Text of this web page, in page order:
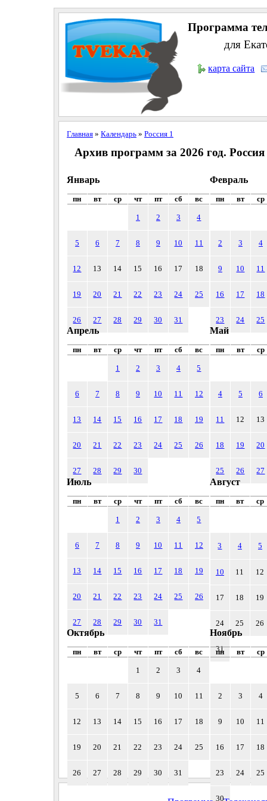
Программа
для
карта сайта
Главная» Календарь» Россия 1
Архив программ за 2026 год. Россия
Январь
пн вт ср чт пт сб вс
1 2 3 4
5 6 7 8 9 10 11
12 13 14 15 16 17 18
19 20 21 22 23 24 25
26 27 28 29 30 31
Февраль
пн вт ср
2 3 4
9 10 11
16 17 18
23 24 25
Апрель
пн вт ср чт пт сб вс
1 2 3 4 5
6 7 8 9 10 11 12
13 14 15 16 17 18 19
20 21 22 23 24 25 26
27 28 29 30
Май
пн вт ср
4 5 6
11 12 13
18 19 20
25 26 27
Июль
пн вт ср чт пт сб вс
1 2 3 4 5
6 7 8 9 10 11 12
13 14 15 16 17 18 19
20 21 22 23 24 25 26
27 28 29 30 31
Август
пн вт ср
3 4 5
10 11 12
17 18 19
24 25 26
31
Октябрь
пн вт ср чт пт сб вс
1 2 3 4
5 6 7 8 9 10 11
12 13 14 15 16 17 18
19 20 21 22 23 24 25
26 27 28 29 30 31
Ноябрь
пн вт ср
2 3 4
9 10 11
16 17 18
23 24 25
30